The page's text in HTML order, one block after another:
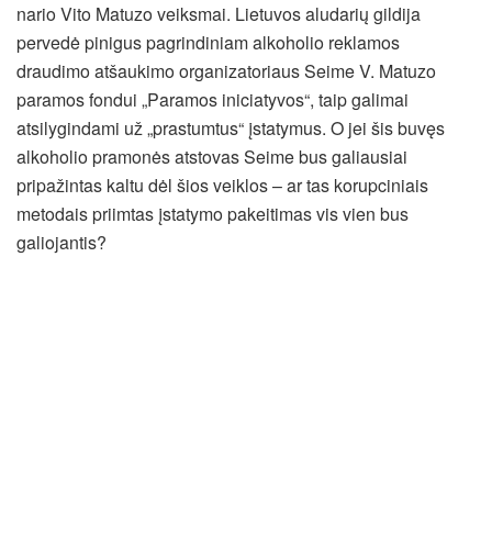
nario Vito Matuzo veiksmai. Lietuvos aludarių gildija
pervedė pinigus pagrindiniam alkoholio reklamos
draudimo atšaukimo organizatoriaus Seime V. Matuzo
paramos fondui „Paramos iniciatyvos“, taip galimai
atsilygindami už „prastumtus“ įstatymus. O jei šis buvęs
alkoholio pramonės atstovas Seime bus galiausiai
pripažintas kaltu dėl šios veiklos – ar tas korupciniais
metodais priimtas įstatymo pakeitimas vis vien bus
galiojantis?